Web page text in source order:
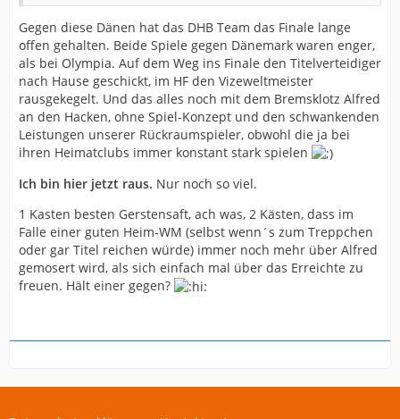
Gegen diese Dänen hat das DHB Team das Finale lange
offen gehalten. Beide Spiele gegen Dänemark waren enger,
als bei Olympia. Auf dem Weg ins Finale den Titelverteidiger
nach Hause geschickt, im HF den Vizeweltmeister
rausgekegelt. Und das alles noch mit dem Bremsklotz Alfred
an den Hacken, ohne Spiel-Konzept und den schwankenden
Leistungen unserer Rückraumspieler, obwohl die ja bei
ihren Heimatclubs immer konstant stark spielen
Ich bin hier jetzt raus. Nur noch so viel.
1 Kasten besten Gerstensaft, ach was, 2 Kästen, dass im
Falle einer guten Heim-WM (selbst wenn´s zum Treppchen
oder gar Titel reichen würde) immer noch mehr über Alfred
gemosert wird, als sich einfach mal über das Erreichte zu
freuen. Hält einer gegen?